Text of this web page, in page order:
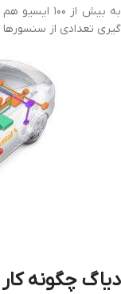
به بیش از
گیری تعدادی از
دیاگ چگونه